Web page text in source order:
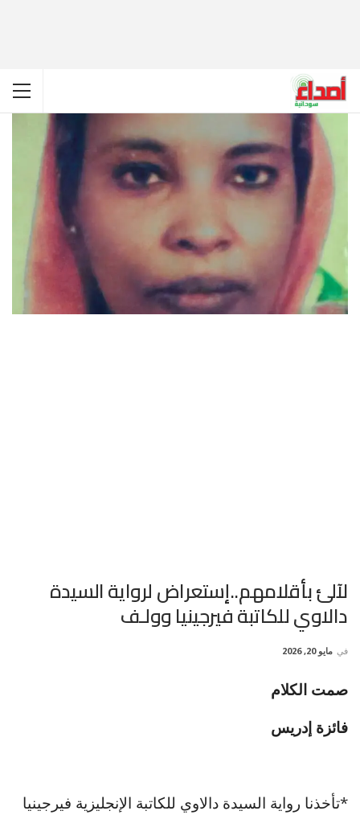
لآلئ بأقلامهم..إستعراض لرواية السيدة
دالاوي للكاتبة فيرجينيا وولـف
في مايو 20, 2026
صمت الكلام
فائزة إدريس
*تأخذنا رواية السيدة دالاوي للكاتبة الإنجليزية فيرجينيا